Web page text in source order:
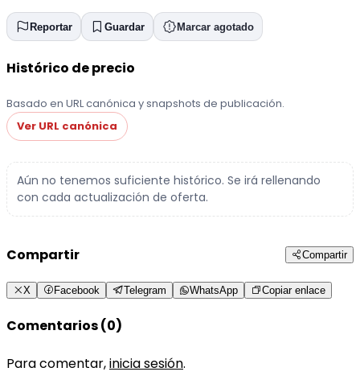
Reportar Guardar Marcar agotado
Histórico de precio
Basado en URL canónica y snapshots de publicación.
Ver URL canónica
Aún no tenemos suficiente histórico. Se irá rellenando
con cada actualización de oferta.
Compartir Compartir
X Facebook Telegram WhatsApp Copiar enlace
Comentarios (0)
Para comentar,inicia sesión.